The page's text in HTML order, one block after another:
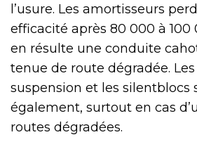
l’usure. Les amortisseurs
efficacité après 80 000 à 100
en résulte une conduite
tenue de route dégradée.
suspension et les silentblocs
également, surtout en cas
routes dégradées.